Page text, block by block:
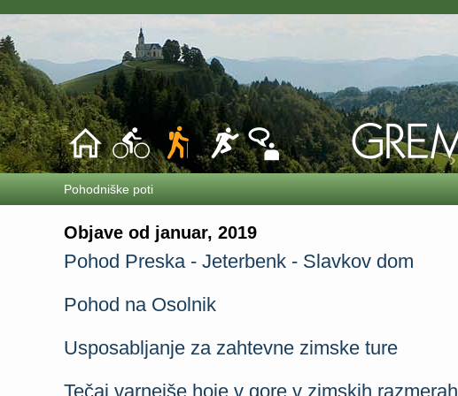
Pohodniške poti
Objave od januar, 2019
Pohod Preska - Jeterbenk - Slavkov dom
Pohod na Osolnik
Usposabljanje za zahtevne zimske ture
Tečaj varnejše hoje v gore v zimskih razmerah